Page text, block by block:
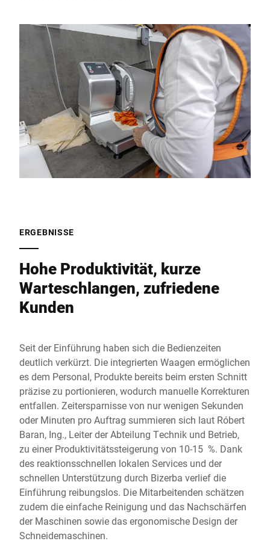
ERGEBNISSE
Hohe Produktivität, kurze
Warteschlangen, zufriedene
Kunden
Seit der Einführung haben sich die Bedienzeiten
deutlich verkürzt. Die integrierten Waagen ermöglichen
es dem Personal, Produkte bereits beim ersten Schnitt
präzise zu portionieren, wodurch manuelle Korrekturen
entfallen. Zeitersparnisse von nur wenigen Sekunden
oder Minuten pro Auftrag summieren sich laut Róbert
Baran, Ing., Leiter der Abteilung Technik und Betrieb,
zu einer Produktivitätssteigerung von 10-15 %. Dank
des reaktionsschnellen lokalen Services und der
schnellen Unterstützung durch Bizerba verlief die
Einführung reibungslos. Die Mitarbeitenden schätzen
zudem die einfache Reinigung und das Nachschärfen
der Maschinen sowie das ergonomische Design der
Schneidemaschinen.